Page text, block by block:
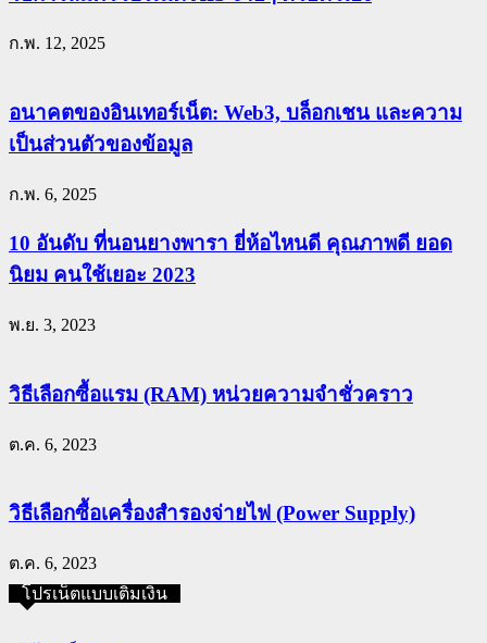
ก.พ. 12, 2025
อนาคตของอินเทอร์เน็ต: Web3, บล็อกเชน และความ
เป็นส่วนตัวของข้อมูล
ก.พ. 6, 2025
10 อันดับ ที่นอนยางพารา ยี่ห้อไหนดี คุณภาพดี ยอด
นิยม คนใช้เยอะ 2023
พ.ย. 3, 2023
วิธีเลือกซื้อแรม (RAM) หน่วยความจำชั่วคราว
ต.ค. 6, 2023
วิธีเลือกซื้อเครื่องสำรองจ่ายไฟ (Power Supply)
ต.ค. 6, 2023
โปรเน็ตแบบเติมเงิน